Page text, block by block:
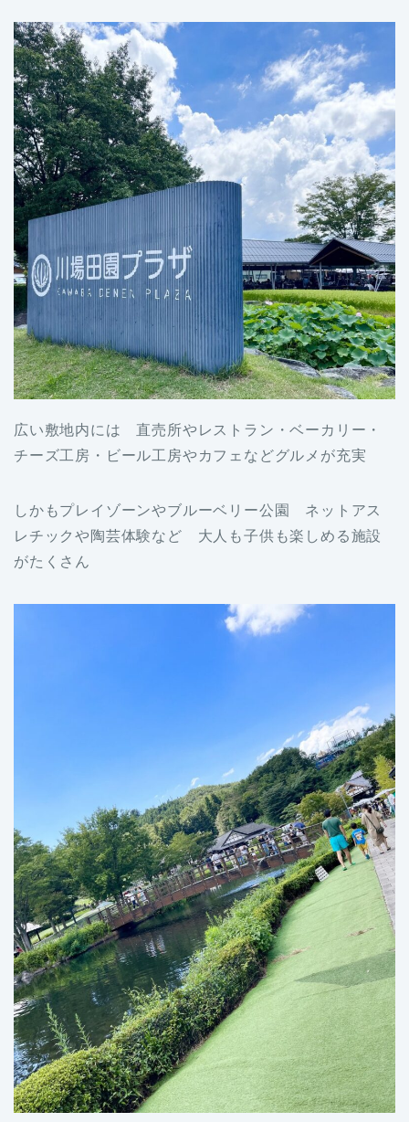
広い敷地内には 直売所やレストラン・ベーカリー・
チーズ工房・ビール工房やカフェなどグルメが充実
しかもプレイゾーンやブルーベリー公園 ネットアス
レチックや陶芸体験など 大人も子供も楽しめる施設
がたくさん